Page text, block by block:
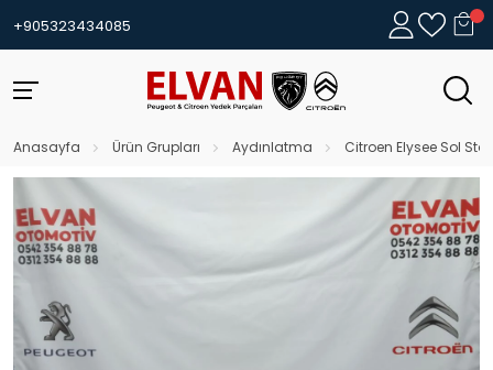
+905323434085
Anasayfa Ürün Grupları Aydınlatma Citroen Elysee Sol